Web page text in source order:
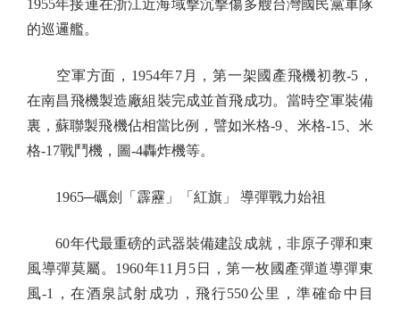
1955年接連在浙江近海域擊沉擊傷多艘台灣國民黨軍隊
的巡邏艦。
空軍方面，1954年7月，第一架國產飛機初教-5，
在南昌飛機製造廠組裝完成並首飛成功。當時空軍裝備
裏，蘇聯製飛機佔相當比例，譬如米格-9、米格-15、米
格-17戰鬥機，圖-4轟炸機等。
1965─礪劍「霹靂」「紅旗」 導彈戰力始祖
60年代最重磅的武器裝備建設成就，非原子彈和東
風導彈莫屬。1960年11月5日，第一枚國產彈道導彈東
風-1，在酒泉試射成功，飛行550公里，準確命中目